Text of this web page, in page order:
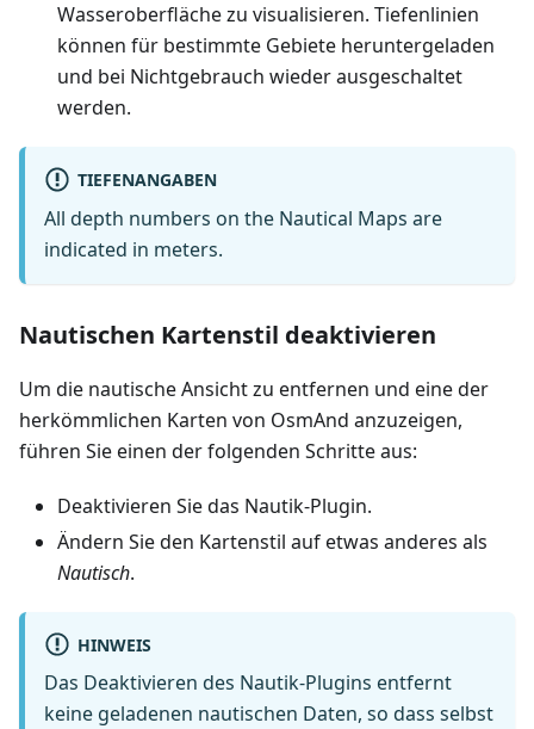
Wasseroberfläche zu visualisieren. Tiefenlinien
können für bestimmte Gebiete heruntergeladen
und bei Nichtgebrauch wieder ausgeschaltet
werden.
TIEFENANGABEN
All depth numbers on the Nautical Maps are
indicated in meters.
Nautischen Kartenstil deaktivieren
Um die nautische Ansicht zu entfernen und eine der
herkömmlichen Karten von OsmAnd anzuzeigen,
führen Sie einen der folgenden Schritte aus:
Deaktivieren Sie das Nautik-Plugin.
Ändern Sie den Kartenstil auf etwas anderes als
Nautisch.
HINWEIS
Das Deaktivieren des Nautik-Plugins entfernt
keine geladenen nautischen Daten, so dass selbst